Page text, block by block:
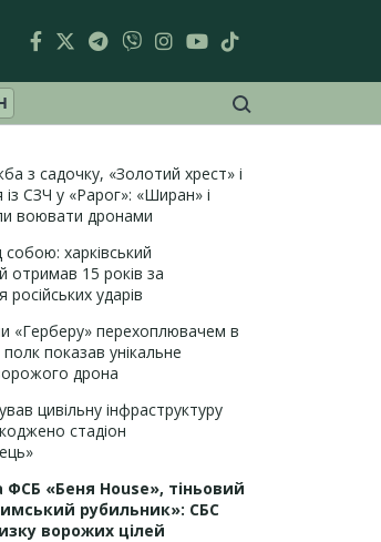
з садочку, «Золотий хрест» і
СЗЧ у «Рарог»: «Ширан» і
воювати дронами
харківський
отримав 15 років за
російських ударів
«Герберу» перехоплювачем в
показав унікальне
дрона
цивільну інфраструктуру
стадіон
ФСБ «Беня House», тіньовий
рубильник»: СБС
ворожих цілей